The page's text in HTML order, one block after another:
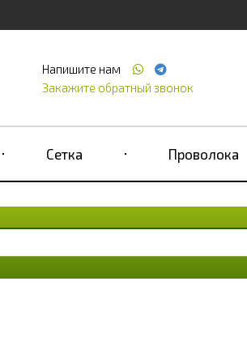
Напишите нам
Закажите обратный звонок
Сетка Проволока